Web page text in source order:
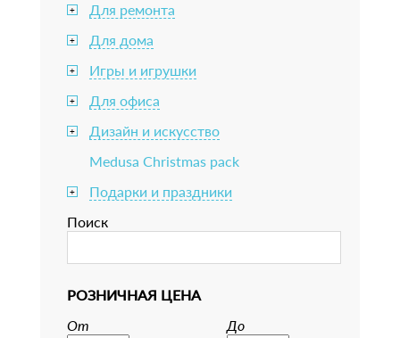
+ Для ремонта
+ Для дома
+ Игры и игрушки
+ Для офиса
+
Дизайн и искусство
Medusa Christmas pack
+
Подарки и праздники
Поиск
РОЗНИЧНАЯ ЦЕНА
От
До